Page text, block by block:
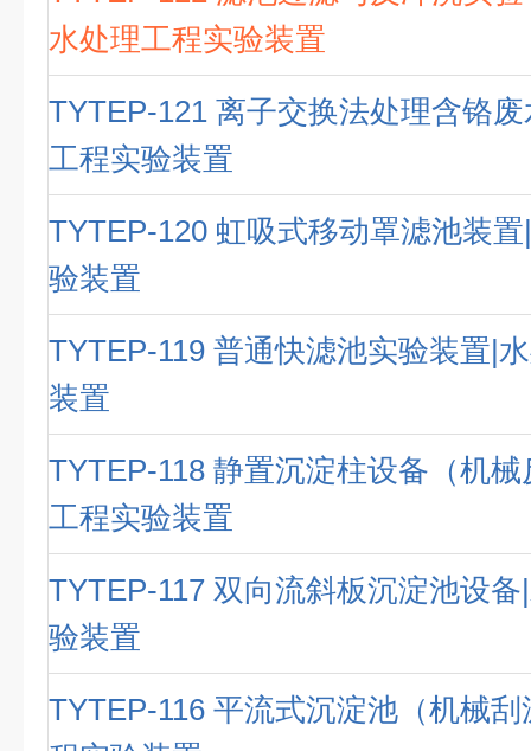
水处理工程实验装置
TYTEP-121 离子交换法处理含铬
工程实验装置
TYTEP-120 虹吸式移动罩滤池装
验装置
TYTEP-119 普通快滤池实验装置|
装置
TYTEP-118 静置沉淀柱设备（机
工程实验装置
TYTEP-117 双向流斜板沉淀池设
验装置
TYTEP-116 平流式沉淀池（机械